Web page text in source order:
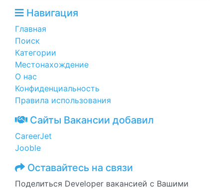
Навигация
Главная
Поиск
Категории
Местонахождение
О нас
Конфиденциальность
Правила использования
Сайты Вакансии добавил
CareerJet
Jooble
Оставайтесь на связи
Поделиться Developer вакансией с Вашими